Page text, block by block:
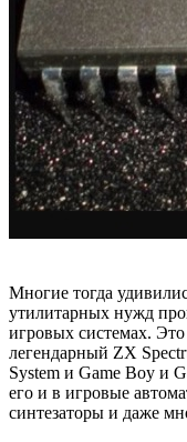
Многие тогда
утилитарных нужд
игровых системах.
легендарный ZX
System и Game Boy и
его и в игровые
синтезаторы и даже